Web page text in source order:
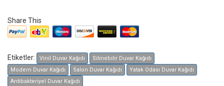
Share This
Etiketler: Vinil Duvar Kağıdı
Silinebilir Duvar Kağıdı
Modern Duvar Kağıdı
Salon Duvar Kağıdı
Yatak Odası Duvar Kağıdı
Antibakteriyel Duvar Kağıdı